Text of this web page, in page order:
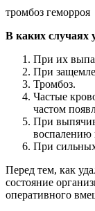
тромбоз геморроя
В каких случаях
При их
При
Тромбоз.
Частые
частом
При
воспалению
При
Перед тем, как
состояние
оперативного